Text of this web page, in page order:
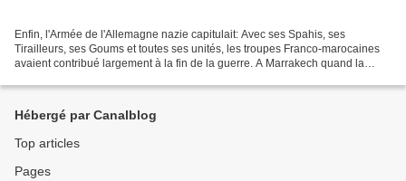
Enfin, l'Armée de l'Allemagne nazie capitulait: Avec ses Spahis, ses
Tirailleurs, ses Goums et toutes ses unités, les troupes Franco-marocaines
avaient contribué largement à la fin de la guerre. A Marrakech quand la
Hébergé par Canalblog
Top articles
Pages